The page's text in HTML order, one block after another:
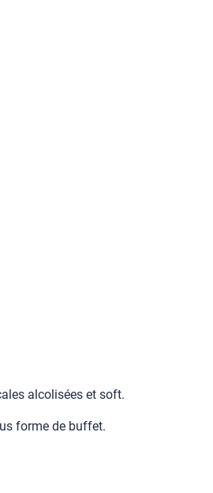
alcolisées et soft.
forme de buffet.